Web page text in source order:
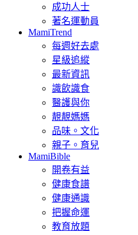
成功人士
著名運動員
MamiTrend
每週好去處
星級追縱
最新資訊
識飲識食
醫護與你
靚靚媽媽
品味。文化
親子。育兒
MamiBible
開卷有益
健康食譜
健康通識
把握命運
教育放題